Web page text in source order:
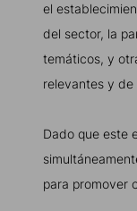
el
del sector, la
temáticos, y
relevantes y de
Dado que este
para promover